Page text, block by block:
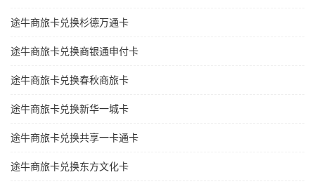
途牛商旅卡兑换杉德万通卡
途牛商旅卡兑换商银通申付卡
途牛商旅卡兑换春秋商旅卡
途牛商旅卡兑换新华一城卡
途牛商旅卡兑换共享一卡通卡
途牛商旅卡兑换东方文化卡